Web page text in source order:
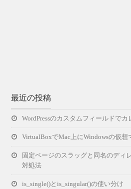
最近の投稿
WordPressのカスタムフィールドで
VirtualBoxでMac上にWindowsの仮想
固定ページのスラッグと同名のディ
対処法
is_single()とis_singular()の使い分け